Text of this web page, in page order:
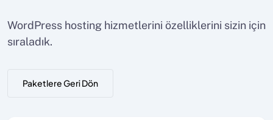
WordPress hosting hizmetlerini özelliklerini sizin için
sıraladık.
Paketlere Geri Dön